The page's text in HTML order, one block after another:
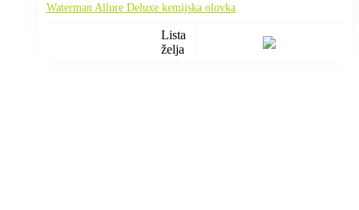
Waterman Allure Deluxe kemijska olovka
Lista
želja